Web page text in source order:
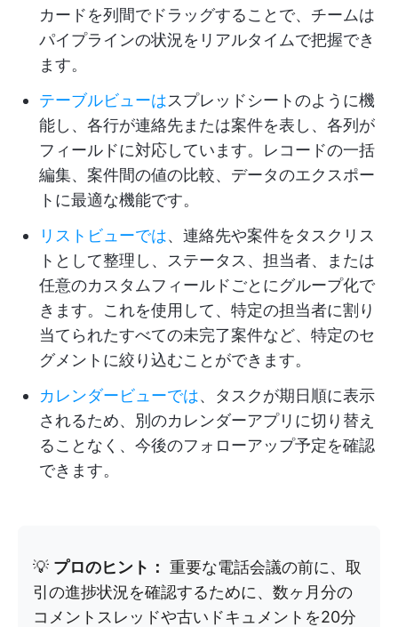
カードを列間でドラッグすることで、チームは
パイプラインの状況をリアルタイムで把握でき
ます。
テーブルビューはスプレッドシートのように機
能し、各行が連絡先または案件を表し、各列が
フィールドに対応しています。レコードの一括
編集、案件間の値の比較、データのエクスポー
トに最適な機能です。
リストビューでは、連絡先や案件をタスクリス
トとして整理し、ステータス、担当者、または
任意のカスタムフィールドごとにグループ化で
きます。これを使用して、特定の担当者に割り
当てられたすべての未完了案件など、特定のセ
グメントに絞り込むことができます。
カレンダービューでは、タスクが期日順に表示
されるため、別のカレンダーアプリに切り替え
ることなく、今後のフォローアップ予定を確認
できます。
💡 プロのヒント： 重要な電話会議の前に、取
引の進捗状況を確認するために、数ヶ月分の
コメントスレッドや古いドキュメントを20分